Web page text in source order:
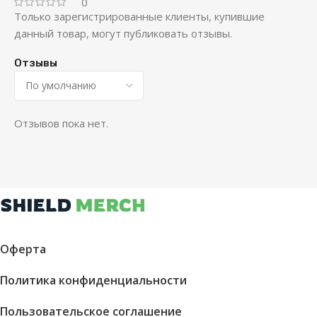
Отзывы
Отзывов пока нет.
Только зарегистрированные клиенты, купившие
данный товар, могут публиковать отзывы.
Оферта
Политика конфиденциальности
Пользовательское соглашение